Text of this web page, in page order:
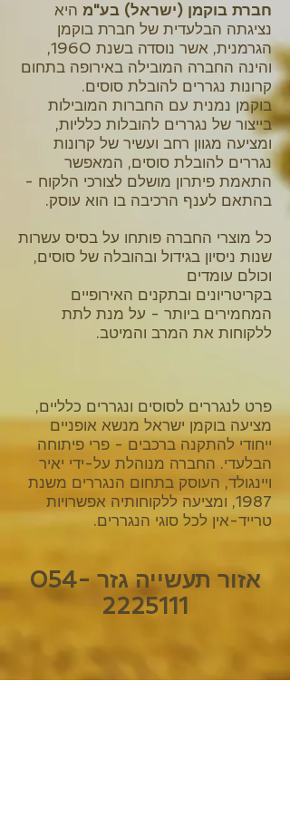
חברת בוקמן (ישראל) בע"מ היא
נציגתה הבלעדית של חברת בוקמן
הגרמנית, אשר נוסדה בשנת 1960,
והינה החברה המובילה באירופה בתחום
קרונות נגררים להובלת סוסים.
בוקמן נמנית עם החברות המובילות
בייצור של נגררים להובלות כלליות,
ומציעה מגוון רחב ועשיר של קרונות
נגררים להובלת סוסים, המאפשר
התאמת פיתרון מושלם לצורכי הלקוח -
בהתאם לענף הרכיבה בו הוא עוסק.
כל מוצרי החברה פותחו על בסיס עשרות
שנות ניסיון בגידול ובהובלה של סוסים,
וכולם עומדים
בקריטריונים ובתקנים האירופיים
המחמירים ביותר - על מנת לתת
ללקוחות את המרב והמיטב.
פרט לנגררים לסוסים ונגררים כלליים,
מציעה בוקמן ישראל מנשא אופניים
ייחודי להתקנה ברכבים - פרי פיתוחה
הבלעדי. החברה מנוהלת על-ידי יאיר
ויינגולד, העוסק בתחום הנגררים משנת
1987, ומציעה ללקוחותיה אפשרויות
טרייד-אין לכל סוגי הנגררים.
אזור תעשייה גזר054-
2225111